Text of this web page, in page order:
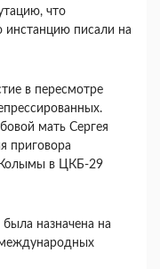
что
писали на
в пересмотре
мать Сергея
приговора
Колымы в ЦКБ-29
назначена на